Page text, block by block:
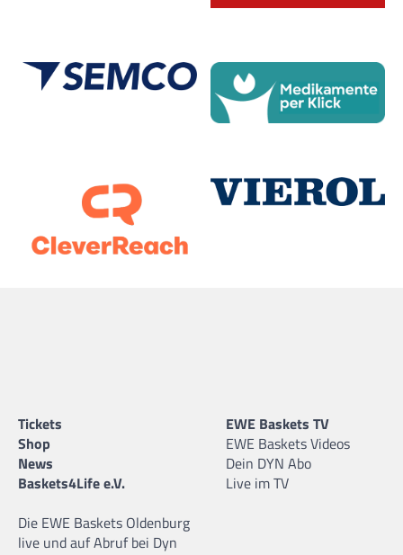
Tickets
Shop
News
Baskets4Life e.V.
Die EWE Baskets Oldenburg
live und auf Abruf bei Dyn
EWE Baskets TV
EWE Baskets Videos
Dein DYN Abo
Live im TV